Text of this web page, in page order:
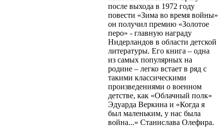
после выхода в 1972 году
повести «Зима во время войны»
он получил премию «Золотое
перо» - главную награду
Нидерландов в области детской
литературы. Его книга – одна
из самых популярных на
родине – легко встает в ряд с
такими классическими
произведениями о военном
детстве, как «Облачный полк»
Эдуарда Веркина и «Когда я
был маленьким, у нас была
война...» Станислава Олефира.